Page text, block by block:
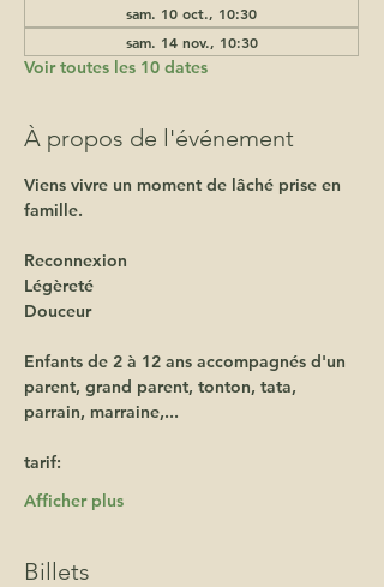
sam. 10 oct., 10:30
sam. 14 nov., 10:30
Voir toutes les 10 dates
À propos de l'événement
Viens vivre un moment de lâché prise en
famille.
Reconnexion
Légèreté
Douceur
Enfants de 2 à 12 ans accompagnés d'un
parent, grand parent, tonton, tata,
parrain, marraine,...
tarif:
Afficher plus
Billets